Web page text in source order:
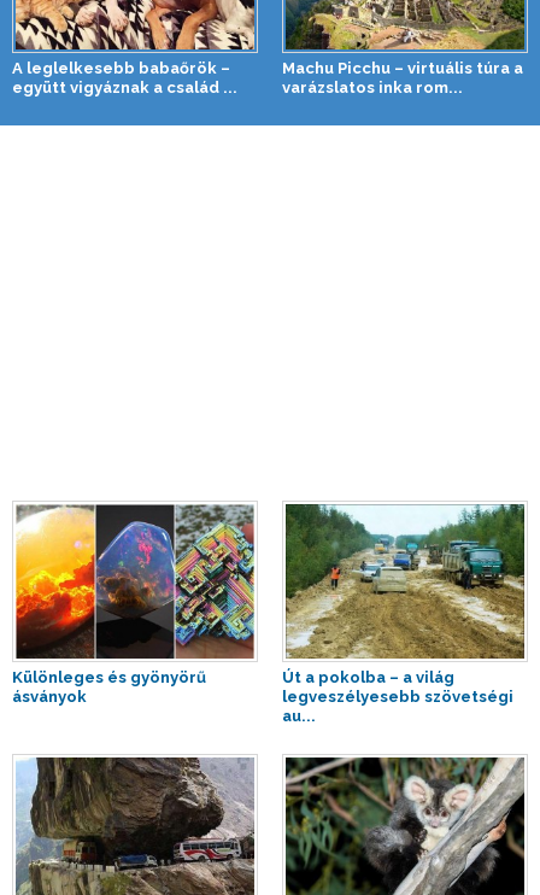
A leglelkesebb babaőrök –
együtt vigyáznak a család ...
Machu Picchu – virtuális túra a
varázslatos inka rom...
Különleges és gyönyörű
ásványok
Út a pokolba – a világ
legveszélyesebb szövetségi
au...